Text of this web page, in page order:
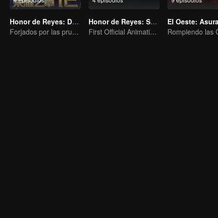
Honor de Reyes: Destino
Forjados por las pruebas, listos para afrontar el destino.
Honor de Reyes: Sueño Eterno
First Official Animation of Honor of Kings
El Oeste: